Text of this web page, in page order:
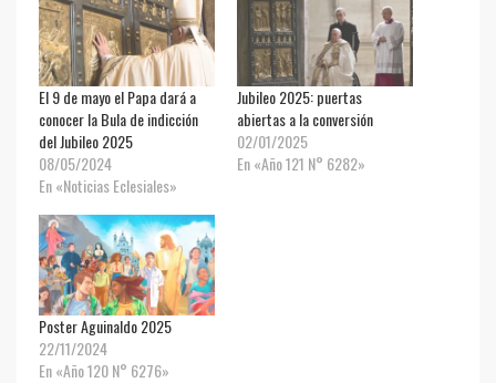
El 9 de mayo el Papa dará a
conocer la Bula de indicción
del Jubileo 2025
08/05/2024
En «Noticias Eclesiales»
Jubileo 2025: puertas
abiertas a la conversión
02/01/2025
En «Año 121 N° 6282»
Poster Aguinaldo 2025
22/11/2024
En «Año 120 N° 6276»